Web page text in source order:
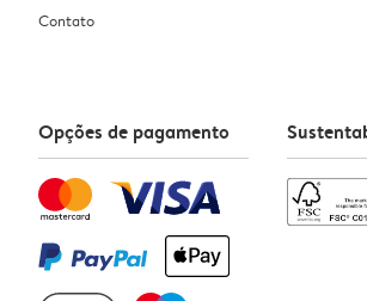
Contato
Opções de pagamento